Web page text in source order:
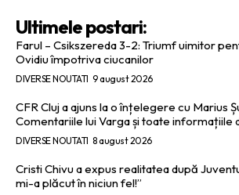
Ultimele postari:
Farul – Csikszereda 3-2: Triumf uimitor
Ovidiu împotriva ciucanilor
DIVERSE NOUTATI 9 august 2026
CFR Cluj a ajuns la o înțelegere cu Marius
Comentariile lui Varga și toate informațiile
DIVERSE NOUTATI 8 august 2026
Cristi Chivu a expus realitatea după
mi-a plăcut în niciun fel!”